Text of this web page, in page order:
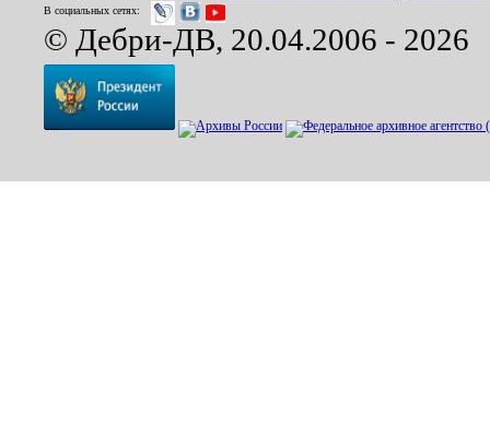
В социальных сетях:
© Дебри-ДВ, 20.04.2006 - 2026